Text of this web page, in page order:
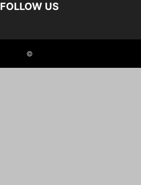
FOLLOW US
©